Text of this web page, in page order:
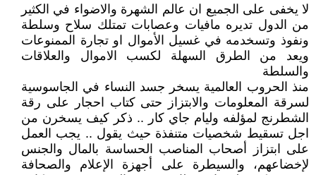
لا يخفى على الجميع ان عالم الشهرة والاضواء في الكثير
من الدول تديره مافيات وعصابات تمتلك سلاح وسلطة
ونفوذ وتسخدمه في غسيل الأموال او تجارة الممنوعات
ويعد من الطرق السهلة لكسب الاموال والعلاقات
والسلطة
منذ الحروب العالمية يسخر جسد النساء في الجاسوسية
لسرقة المعلومات والابتزاز حتى كتاب احجار على رقة
الشطرنج لمؤلفه وليام جاي كار .. ذكر كيف يسخرن من
اجل تسقيط شخصيات متنفذة حيث يقول .. يجب العمل
على ابتزاز أصحاب المناصب الحساسة بالمال والجنس
لإخضاعهم، والسيطرة على أجهزة الإعلام والصحافة